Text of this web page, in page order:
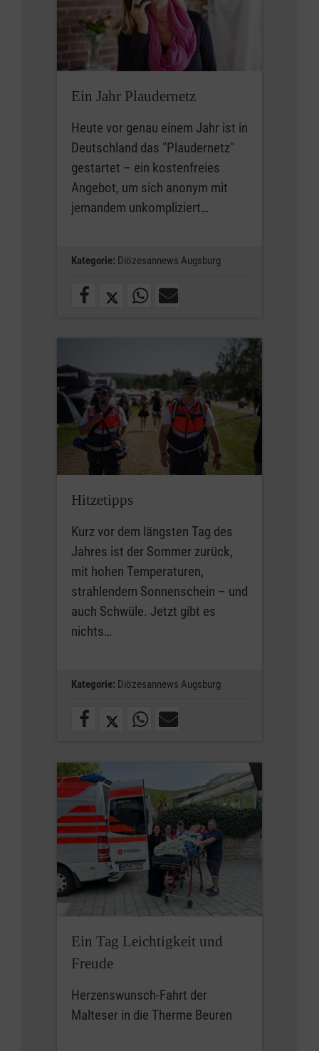
Ein Jahr Plaudernetz
Heute vor genau einem Jahr ist in
Deutschland das "Plaudernetz"
gestartet – ein kostenfreies
Angebot, um sich anonym mit
jemandem unkompliziert…
Kategorie: Diözesannews Augsburg
Hitzetipps
Kurz vor dem längsten Tag des
Jahres ist der Sommer zurück,
mit hohen Temperaturen,
strahlendem Sonnenschein – und
auch Schwüle. Jetzt gibt es
nichts…
Kategorie: Diözesannews Augsburg
Ein Tag Leichtigkeit und
Freude
Herzenswunsch-Fahrt der
Malteser in die Therme Beuren